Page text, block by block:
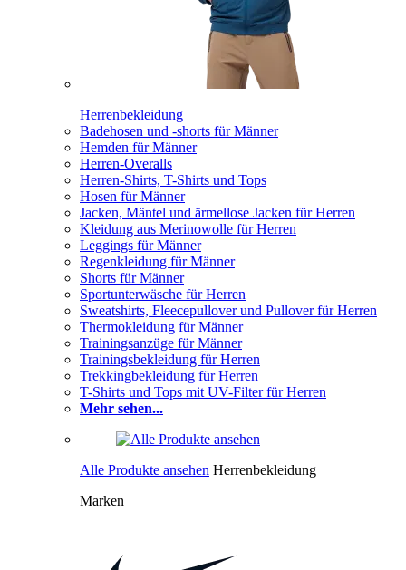
Herrenbekleidung
Badehosen und -shorts für Männer
Hemden für Männer
Herren-Overalls
Herren-Shirts, T-Shirts und Tops
Hosen für Männer
Jacken, Mäntel und ärmellose Jacken für Herren
Kleidung aus Merinowolle für Herren
Leggings für Männer
Regenkleidung für Männer
Shorts für Männer
Sportunterwäsche für Herren
Sweatshirts, Fleecepullover und Pullover für Herren
Thermokleidung für Männer
Trainingsanzüge für Männer
Trainingsbekleidung für Herren
Trekkingbekleidung für Herren
T-Shirts und Tops mit UV-Filter für Herren
Mehr sehen...
Alle Produkte ansehen Herrenbekleidung
Marken